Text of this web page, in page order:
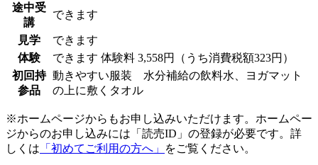
途中受
講
できます
見学
できます
体験
できます 体験料 3,558円（うち消費税額323円）
初回持
参品
動きやすい服装 水分補給の飲料水、ヨガマット
の上に敷くタオル
※ホームページからもお申し込みいただけます。ホームペー
ジからのお申し込みには「読売ID」の登録が必要です。詳
しくは 「初めてご利用の方へ」 をご覧ください。